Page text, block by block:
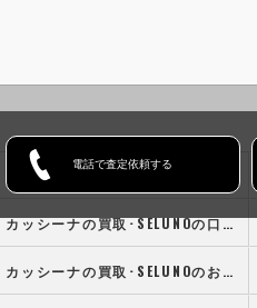
電話で査定依頼する
ホーム
カッシーナの買取･SELUNOの口コミ情報
カッシーナの買取･SELUNOのお客様の声